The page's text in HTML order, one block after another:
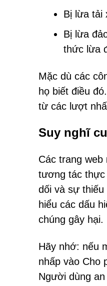
Bị lừa tải
Bị lừa
thức lừa
Mặc dù các
họ biết điều
từ các lượt
Suy nghĩ
Các trang
tương tác thực
dối và sự
hiểu các dấu
chúng gây hại.
Hãy nhớ: nếu
nhấp vào Cho
Người dùng